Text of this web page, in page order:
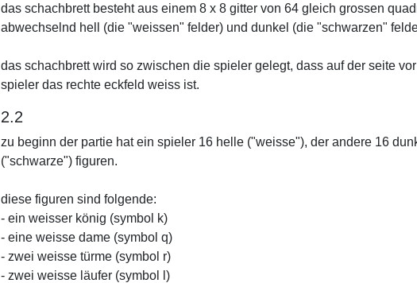
das schachbrett besteht aus einem 8 x 8 gitter von 64 gleich grossen
abwechselnd hell (die "weissen" felder) und dunkel (die "schwarzen"
das schachbrett wird so zwischen die spieler gelegt, dass auf der seite
spieler das rechte eckfeld weiss ist.
2.2
zu beginn der partie hat ein spieler 16 helle ("weisse"), der andere 16
("schwarze") figuren.
diese figuren sind folgende:
- ein weisser könig (symbol k)
- eine weisse dame (symbol q)
- zwei weisse türme (symbol r)
- zwei weisse läufer (symbol l)